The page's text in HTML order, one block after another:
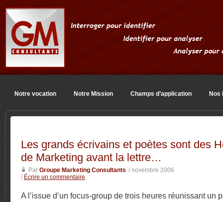
Notre vocation Notre Mission Champs d’application Nos
Les grands écrivains et poètes sont des
de Marketing avant la lettre…
Par Groupe Marketing Consultants / novembre 2006
/ Écrire un commentaire
A l’issue d’un focus-group de trois heures réunissant un